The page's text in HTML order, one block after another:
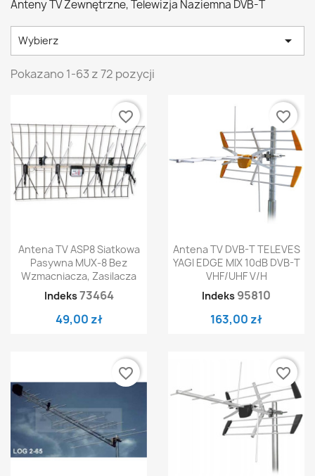
Anteny TV Zewnętrzne, Telewizja Naziemna DVB-T
Wybierz 
Pokazano 1-63 z 72 pozycji
Antena TV ASP8 Siatkowa
Pasywna MUX-8 Bez
Wzmacniacza, Zasilacza
Indeks73464
49,00 zł
favorite_border
Antena TV DVB-T TELEVES
YAGI EDGE MIX 10dB DVB-T
VHF/UHF V/H
Indeks 95810
163,00 zł
favorite_border
favorite_border favorite_border